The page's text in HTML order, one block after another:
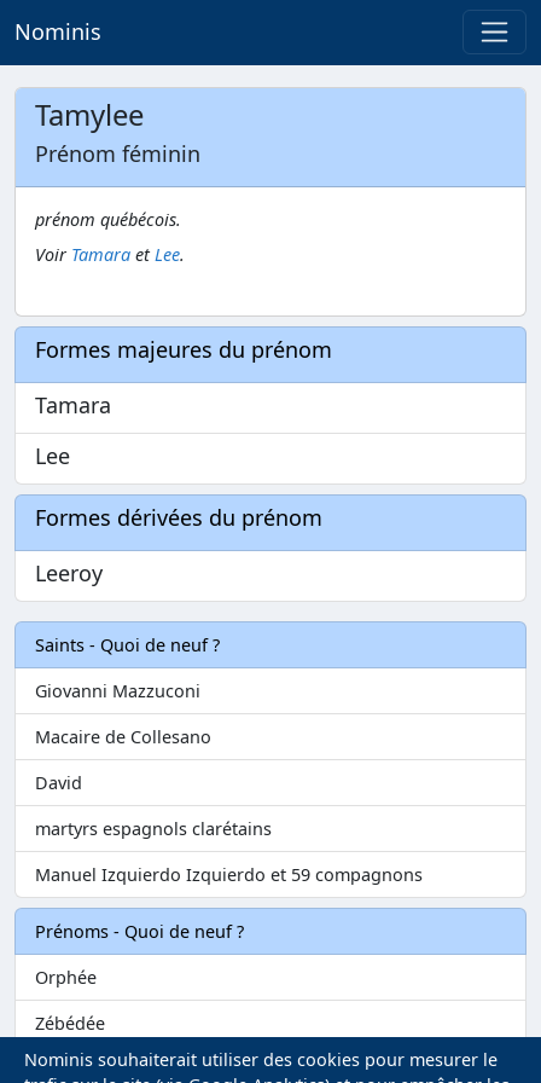
Nominis
Tamylee
Prénom féminin
prénom québécois.
Voir Tamara et Lee.
Formes majeures du prénom
Tamara
Lee
Formes dérivées du prénom
Leeroy
Saints - Quoi de neuf ?
Giovanni Mazzuconi
Macaire de Collesano
David
martyrs espagnols clarétains
Manuel Izquierdo Izquierdo et 59 compagnons
Prénoms - Quoi de neuf ?
Orphée
Zébédée
Melvil
Nominis souhaiterait utiliser des cookies pour mesurer le